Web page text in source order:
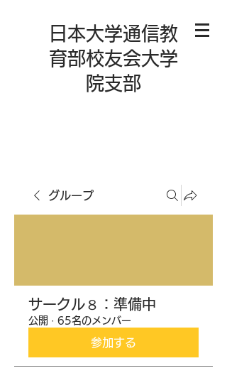
日本大学通信教
育部校友会大学
院支部
グループ
サークル８：準備中
公開 · 65名のメンバー
参加する